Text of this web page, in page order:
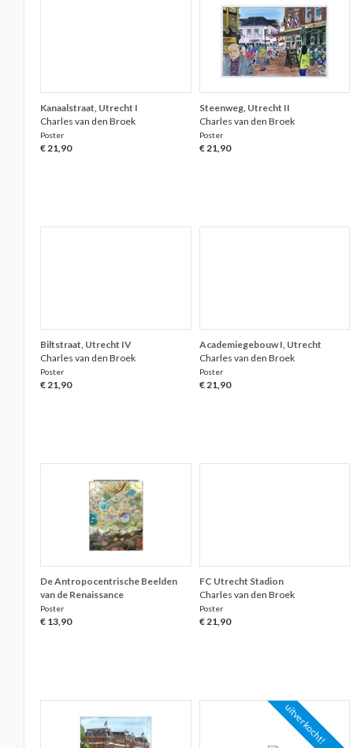
Kanaalstraat, Utrecht I
Charles van den Broek
Poster
€ 21,90
Steenweg, Utrecht II
Charles van den Broek
Poster
€ 21,90
Biltstraat, Utrecht IV
Charles van den Broek
Poster
€ 21,90
Academiegebouw I, Utrecht
Charles van den Broek
Poster
€ 21,90
De Antropocentrische Beelden
van de Renaissance
Poster
€ 13,90
FC Utrecht Stadion
Charles van den Broek
Poster
€ 21,90
uitverkocht!